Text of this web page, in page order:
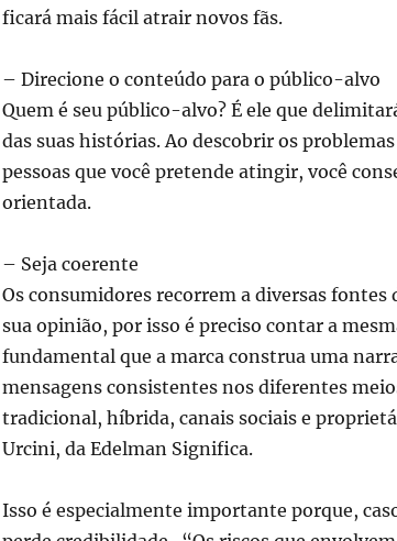
ficará mais fácil atrair novos fãs.
– Direcione o conteúdo para o público-alvo
Quem é seu público-alvo? É ele que
das suas histórias. Ao descobrir os problemas
pessoas que você pretende atingir, você
orientada.
– Seja coerente
Os consumidores recorrem a diversas
sua opinião, por isso é preciso contar a
fundamental que a marca construa uma
mensagens consistentes nos diferentes
tradicional, híbrida, canais sociais e
Urcini, da Edelman Significa.
Isso é especialmente importante porque,